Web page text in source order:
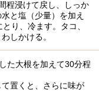
程浸けて戻し、しっか
と塩（少量）を加え
り、冷ます。タコ、
しかける。
た大根を加えて30分程
置くと、さらに味が